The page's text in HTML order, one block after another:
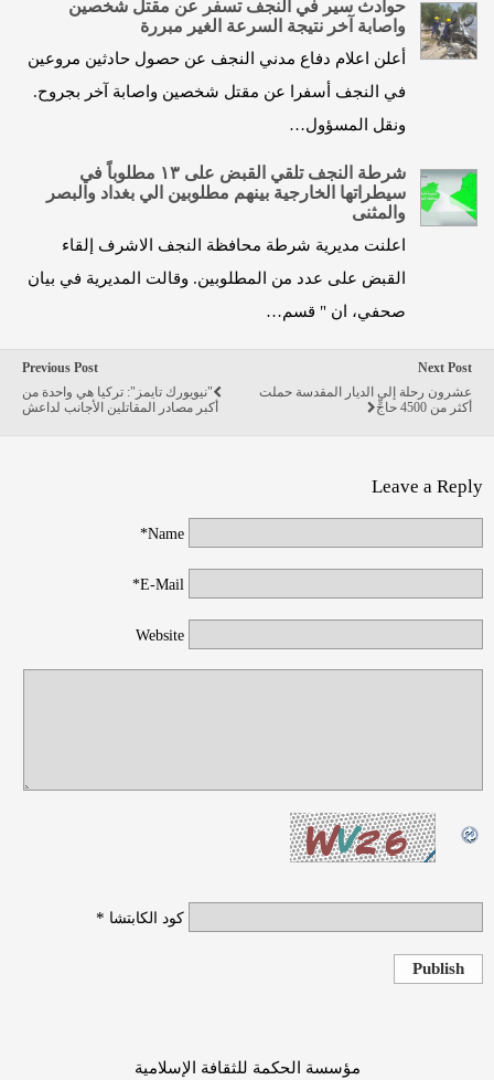
حوادث سير في النجف تسفر عن مقتل شخصين
واصابة آخر نتيجة السرعة الغير مبررة
أعلن اعلام دفاع مدني النجف عن حصول حادثين مروعين
في النجف أسفرا عن مقتل شخصين واصابة آخر بجروح.
ونقل المسؤول…
شرطة النجف تلقي القبض على ١٣ مطلوباً في
سيطراتها الخارجية بينهم مطلوبين الي بغداد والبصر
والمثنى
اعلنت مديرية شرطة محافظة النجف الاشرف إلقاء
القبض على عدد من المطلوبين. وقالت المديرية في بيان
صحفي، ان " قسم…
Previous Post
"نيويورك تايمز": تركيا هي واحدة من
أكبر مصادر المقاتلين الأجانب لداعش
Next Post
عشرون رحلة إلى الديار المقدسة حملت
أكثر من 4500 حاجٍّ
Leave a Reply
Name*
E-Mail*
Website
كود الكابتشا *
Publish
مؤسسة الحكمة للثقافة الإسلامية